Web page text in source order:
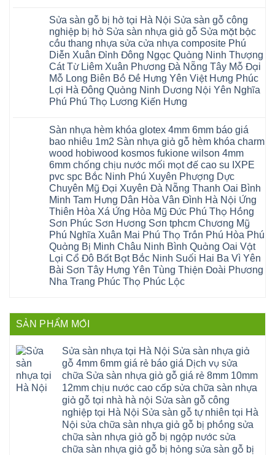
Ninh
hưng
yên
Lâm
Thao
Tam
Nông
hải
phòng
Thanh
Thủy
Tân
Bắc
Ninh
Gia
Lâm
Hà
Nam
Hà
Nội
Hưng
Yên
Đông
Anh
Nam
Định
Sóc
Sơn
Ninh
Bình
Thái
Bình
Vĩnh
Phúc
Tây
Hồ
Thanh
Hóa
Đống
Đa
Nghệ
An
thanh
ứng
hòa
long
biên
sài
gòn
đông
anh
sóc
sơn
đà
nẵng
thanh
xuân
cầu
giấy
hoành
bồ
hạ
long
ninh
giang
hoàng
mai
quảng
ninh
tây
hồ
sơn
tây
thất
mê
linh
thanh
đức
quốc
đông
phòng
xuyên
đống
Nội
Sửa
sàn
nhựa
giả
gỗ
Sửa
mặt
bậc
cầu
thang
nhựa
nhựa
composite
Phúc
Thọ
Phúc
Lộc
Hát
Môn
Sài
Gòn
Thạch
Thất
Hạ
Bằng
Tây
Phương
tphcm
Hòa
Lạc
Yên
Xuân
Đạo
Đà
Nẵng
Hoài
Đồng
Dương
Đồng
Khánh
bình
luận
ở
Sửa
chữa
sàn
gỗ
tại
Hà
Nội
Sửa
sàn
nghiệp
tại
Hà
Nội
Sửa
nhựa
giả
gỗ
Sửa
mặt
bậc
cầu
thang
nhựa
sửa
cửa
nhựa
composite
Thanh
Nam
Phù
Thanh
Thượng
Phúc
Thường
Chương
Dương
Hồng
Sửa sàn gỗ bị hở tại Hà Nội Sửa sàn gỗ công
nghiệp bị hở Sửa sàn nhựa giả gỗ Sửa mặt bậc
cầu thang nhựa sửa cửa nhựa composite Phú
Diễn Xuân Đỉnh Đông Ngạc Quảng Ninh Thượng
Cát Từ Liêm Xuân Phương Đà Nẵng Tây Mỗ Đại
Mỗ Long Biên Bồ Đề Hưng Yên Việt Hưng Phúc
Lợi Hà Đông Quảng Ninh Dương Nội Yên Nghĩa
Phú Phú Thọ Lương Kiến Hưng
bình
luận
ở
Sửa
sàn
gỗ
bị
hở
tại
Hà
Nội
Sửa
sàn
gỗ
công
nghiệp
hở
Sửa
sàn
Sửa
mặt
bậc
cầu
nhựa
composite
Xuân
Quảng
Sàn nhựa hèm khóa glotex 4mm 6mm báo giá
bao nhiêu 1m2 Sàn nhựa giả gỗ hèm khóa charm
wood hobiwood kosmos fukione wilson 4mm
6mm chống chịu nước mối mọt đế cao su IXPE
pvc spc Bắc Ninh Phú Xuyên Phượng Dực
Chuyên Mỹ Đại Xuyên Đà Nẵng Thanh Oai Bình
Minh Tam Hưng Dân Hòa Vân Đình Hà Nội Ứng
Thiên Hòa Xá Ứng Hòa Mỹ Đức Phú Thọ Hồng
Sơn Phúc Sơn Hương Sơn tphcm Chương Mỹ
Phú Nghĩa Xuân Mai Phú Thọ Trần Phú Hòa Phú
Quảng Bị Minh Châu Ninh Bình Quảng Oai Vật
Lại Cổ Đô Bất Bạt Bắc Ninh Suối Hai Ba Vì Yên
Bài Sơn Tây Hưng Yên Tùng Thiện Đoài Phương
Nha Trang Phúc Thọ Phúc Lộc
luận
ở
glotex
4mm
6mm
nhiêu
nhựa
SẢN PHẨM MỚI
Sửa sàn nhựa tại Hà Nội Sửa sàn nhựa giả
gỗ 4mm 6mm giá rẻ báo giá Dịch vụ sửa
chữa Sửa sàn nhựa giả gỗ giá rẻ 8mm 10mm
12mm chịu nước cao cấp sửa chữa sàn nhựa
giả gỗ tại nhà hà nội Sửa sàn gỗ công
nghiệp tại Hà Nội Sửa sàn gỗ tự nhiên tại Hà
Nội sửa chữa sàn nhựa giả gỗ bị phồng sửa
chữa sàn nhựa giả gỗ bị ngập nước sửa
chữa sàn nhựa giả gỗ bị hỏng sửa sàn gỗ bị